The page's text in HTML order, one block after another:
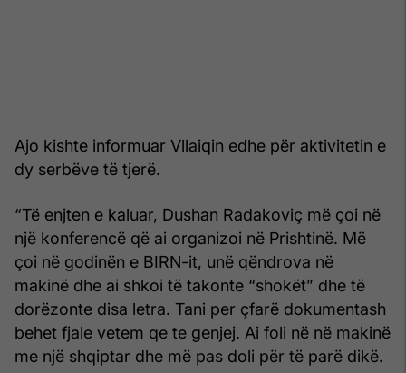
Ajo kishte informuar Vllaiqin edhe për aktivitetin e
dy serbëve të tjerë.
“Të enjten e kaluar, Dushan Radakoviç më çoi në
një konferencë që ai organizoi në Prishtinë. Më
çoi në godinën e BIRN-it, unë qëndrova në
makinë dhe ai shkoi të takonte “shokët” dhe të
dorëzonte disa letra. Tani per çfarë dokumentash
behet fjale vetem qe te genjej. Ai foli në në makinë
me një shqiptar dhe më pas doli për të parë dikë.